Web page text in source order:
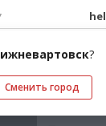
?
Сменить город